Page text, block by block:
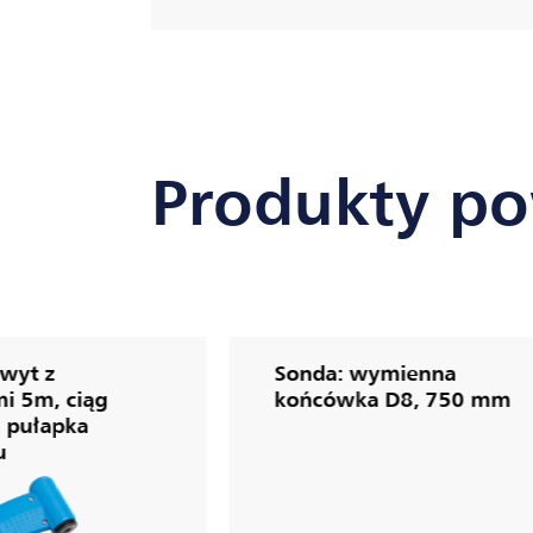
Produkty
z
5m, ciąg
Sonda: wymienna
końcówka D8, 750 mm